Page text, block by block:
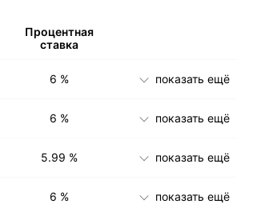
Процентная
ставка
6 % показать ещё
6 % показать ещё
5.99 % показать ещё
6 % показать ещё